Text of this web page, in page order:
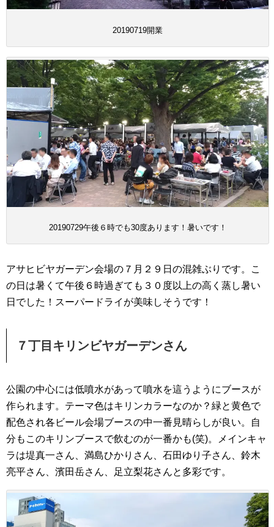
20190719開業
20190729午後６時でも30度あります！暑いです！
アサヒビヤガーデン会場の７月２９日の混雑ぶりです。こ
の日は暑くて午後６時過ぎても３０度以上の高く蒸し暑い
日でした！スーパードライが美味しそうです！
７丁目キリンビヤガーデンさん
公園の中心には低噴水があって噴水を這うようにブースが
作られます。テーマ色はキリンカラーなのか？緑と黄色で
配色され各ビール会場ブースの中一番見晴らしが良い。自
分もこのキリンブースで飲むのが一番かも(笑)。メインキャ
ラは堤真一さん、満島ひかりさん、石田ゆり子さん、鈴木
亮平さん、濱田岳さん、足立梨花さんと多彩です。